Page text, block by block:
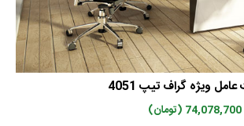
ویژه گراف تیپ 4051
74,078,700 (تومان)